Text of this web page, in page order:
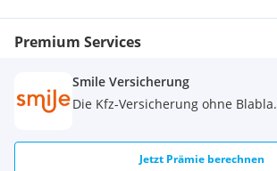
Premium Services
Smile Versicherung
Die Kfz-Versicherung ohne Blabla.
Jetzt Prämie berechnen